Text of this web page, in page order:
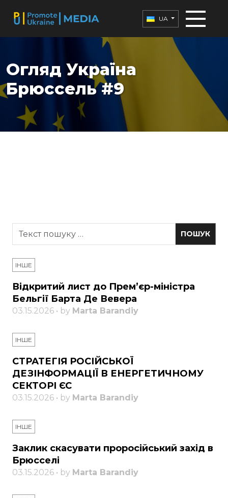
UA
Огляд Україна
Брюссель #9
ІНШЕ
Відкритий лист до Прем’єр-міністра
Бельгії Барта Де Вевера
03.15.2026 • by Marta Barandiy
ІНШЕ
СТРАТЕГІЯ РОСІЙСЬКОЇ
ДЕЗІНФОРМАЦІЇ В ЕНЕРГЕТИЧНОМУ
СЕКТОРІ ЄС
03.15.2026 • by Marta Barandiy
ІНШЕ
Заклик скасувати проросійський захід в
Брюсселі
03.15.2026 • by Marta Barandiy